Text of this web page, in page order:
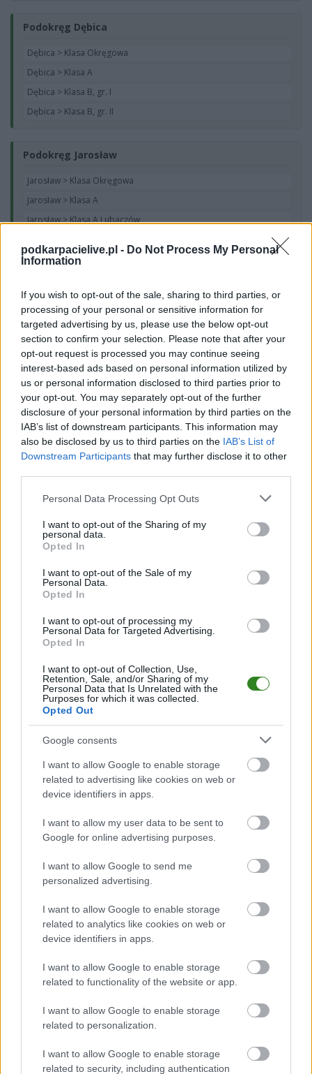
podkarpacielive.pl - Do Not Process My Personal
Information
If you wish to opt-out of the sale, sharing to third parties, or
processing of your personal or sensitive information for
targeted advertising by us, please use the below opt-out
section to confirm your selection. Please note that after your
opt-out request is processed you may continue seeing
interest-based ads based on personal information utilized by
us or personal information disclosed to third parties prior to
your opt-out. You may separately opt-out of the further
disclosure of your personal information by third parties on the
IAB’s list of downstream participants. This information may
also be disclosed by us to third parties on the IAB’s List of
Downstream Participants that may further disclose it to other
Please note that this website/app uses one or more Google
not limited to your visit or usage behaviour. You may click to
grant or deny consent to Google and its third-party tags to
use your data for below specified purposes in below Google
consent section.
Personal Data Processing Opt Outs
I want to opt-out of the Sharing of my
personal data.
Opted In
I want to opt-out of the Sale of my
Personal Data.
Opted In
I want to opt-out of processing my
Personal Data for Targeted Advertising.
Opted In
I want to opt-out of Collection, Use,
Retention, Sale, and/or Sharing of my
Personal Data that Is Unrelated with the
Purposes for which it was collected.
Opted Out
Google consents
I want to allow Google to enable storage
related to advertising like cookies on web or
device identifiers in apps.
I want to allow my user data to be sent to
Google for online advertising purposes.
I want to allow Google to send me
personalized advertising.
I want to allow Google to enable storage
related to analytics like cookies on web or
device identifiers in apps.
I want to allow Google to enable storage
related to functionality of the website or app.
I want to allow Google to enable storage
related to personalization.
I want to allow Google to enable storage
related to security, including authentication
Podokręg Dębica
Dębica > Klasa Okręgowa
Dębica > Klasa A
Dębica > Klasa B, gr. I
Dębica > Klasa B, gr. II
Podokręg Jarosław
Jarosław > Klasa Okręgowa
Jarosław > Klasa A
Jarosław > Klasa A Lubaczów
Jarosław > Klasa A Przeworsk
Jarosław > Klasa B Lubaczów
Jarosław > Klasa B Przemyśl
Jarosław > Klasa B Przeworsk
Podokręg Krosno
Krosno > Klasa Okręgowa
Krosno > Klasa A, gr. I
Krosno > Klasa A, gr. II
Krosno > Klasa A, gr. III
Krosno > Klasa B, gr. II
Krosno > Klasa B, gr. III
Krosno > Klasa B, gr. IV
Rzeszów > Klasa Okręgowa
Rzeszów > Klasa A, gr. I
Rzeszów > Klasa A, gr. II
Rzeszów > Klasa A, gr. III
Rzeszów > Klasa B, gr. I
Rzeszów > Klasa B, gr. II
Rzeszów > Klasa B, gr. III
Rzeszów > Klasa B, gr. IV
Rzeszów > Klasa B, gr. V
Rzeszów > Klasa B, gr. VII
Podokręg Stalowa Wola
Stalowa Wola > Klasa A, gr. I
Stalowa Wola > Klasa A, gr. II
Stalowa Wola > Klasa B, gr. II
Asseco Resovia| Developres Rzeszów |ITA TOOLS Stal Mielec
Cellfast Wilki Krosno| Texom Stal Rzeszów|Stal Mielec